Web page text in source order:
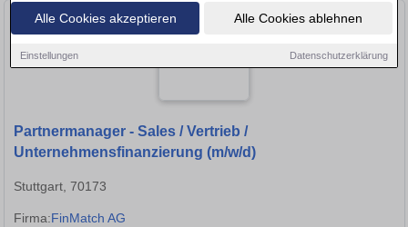
Alle Cookies akzeptieren Alle Cookies ablehnen
Einstellungen Datenschutzerklärung
Partnermanager - Sales / Vertrieb /
Unternehmensfinanzierung (m/w/d)
Stuttgart, 70173
Firma:FinMatch AG